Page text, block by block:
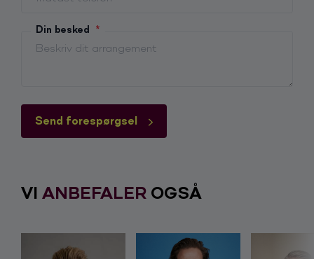
Din besked *
Send forespørgsel
VI ANBEFALER OGSÅ